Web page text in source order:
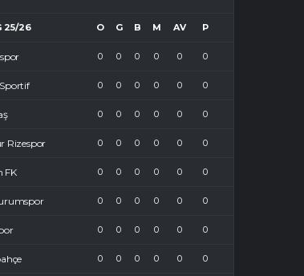
25/26 O G B M AV P
0 0 0 0 0 0
0 0 0 0 0 0
0 0 0 0 0 0
Rizespor 0 0 0 0 0 0
FK 0 0 0 0 0 0
0 0 0 0 0 0
0 0 0 0 0 0
0 0 0 0 0 0